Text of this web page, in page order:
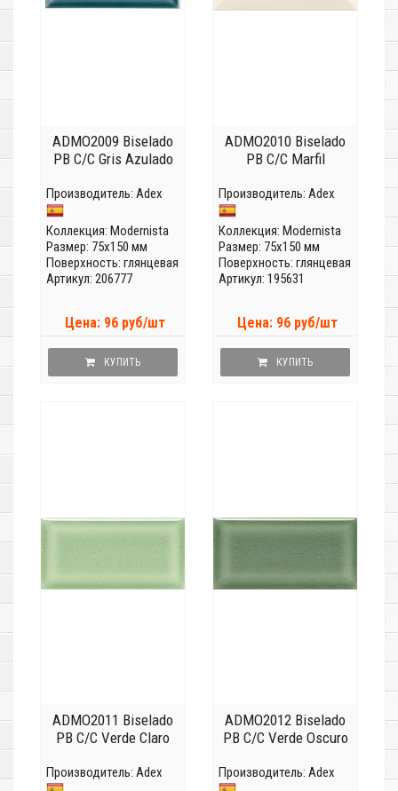
ADMO2009 Biselado
PB C/C Gris Azulado
Производитель: Adex
Коллекция: Modernista
Размер: 75x150 мм
Поверхность: глянцевая
Артикул: 206777
Цена: 96 руб/шт
КУПИТЬ
ADMO2010 Biselado
PB C/C Marfil
Производитель: Adex
Коллекция: Modernista
Размер: 75x150 мм
Поверхность: глянцевая
Артикул: 195631
Цена: 96 руб/шт
КУПИТЬ
ADMO2011 Biselado
PB C/C Verde Claro
Производитель: Adex
ADMO2012 Biselado
PB C/C Verde Oscuro
Производитель: Adex